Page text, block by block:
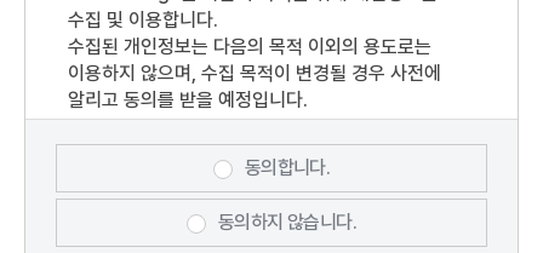
와 비밀번호를 부여 받은 기업을 말합니다.
회원 : 개인회원, 기업회원, 단체회원 모두를
말합니다.
비회원 : 회원에 가입하지 않고 "Mbio-Bridge"이
제공하는 서비스를 이용하는 자를 말하며, Mbio-
Bridge은비회원에 대하여 회원전용으로 제공하는
서비스의 이용을 제한할 수 있습니다.
이용자 : 본 약관에 따라 "Mbio-Bridge"에서
제공하는 서비스를 이용하는 회원 및 비회원을
수집 및 이용합니다.
수집된 개인정보는 다음의 목적 이외의 용도로는
이용하지 않으며, 수집 목적이 변경될 경우 사전에
알리고 동의를 받을 예정입니다.
회원가입, 회원제 서비스 이용 및 본인확인,
개인식별, 가입의사확인, 실태조사 및 각종 게시판
이용, 고지사항 전달 등을 목적으로 개인정보를
동의합니다.
동의하지 않습니다.